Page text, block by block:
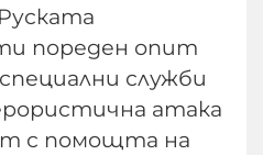
пореден опит
служби
атака
с помощта на